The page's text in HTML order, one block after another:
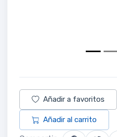
Añadir a favoritos
Añadir al carrito